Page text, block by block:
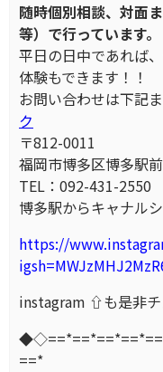
随時個別相談、対面
等）で行っています。
平日の日中であれば
体験もできます！！
お問い合わせは下
ク
〒812-0011
福岡市博多区博多駅
TEL：092-431-2550
博多駅からキャナル
https://
instagram ⇧も是非
==*